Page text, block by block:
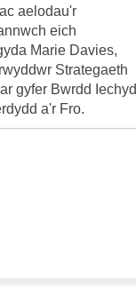
aelodau'r
eich
Marie Davies,
Strategaeth
gyfer Bwrdd Iechyd
a'r Fro.